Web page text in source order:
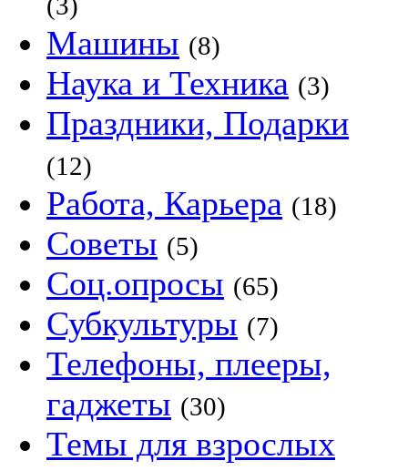
Машины (8)
Наука и Техника (3)
Праздники, Подарки
(12)
Работа, Карьера (18)
Советы (5)
Соц.опросы (65)
Субкультуры (7)
Телефоны, плееры,
гаджеты (30)
Темы для взрослых